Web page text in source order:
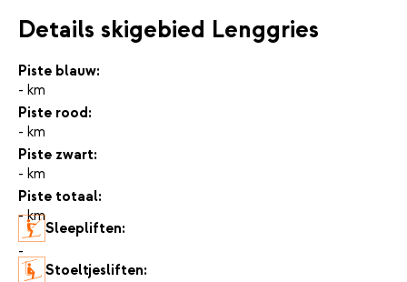
Details skigebied Lenggries
Piste blauw:
- km
Piste rood:
- km
Piste zwart:
- km
Piste totaal:
- km
Sleepliften:
-
Stoeltjesliften: